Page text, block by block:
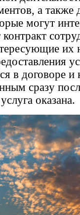
а также
могут
их
в договоре и
сразу
оказана.